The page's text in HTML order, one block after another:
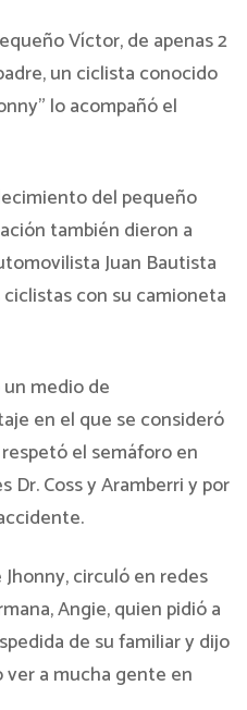
Víctor, de apenas 2
un ciclista conocido
lo acompañó el
del pequeño
también dieron a
Juan Bautista
con su camioneta
medio de
en el que se consideró
el semáforo en
Dr. Coss y Aramberri y por
circuló en redes
Angie, quien pidió a
de su familiar y dijo
a mucha gente en